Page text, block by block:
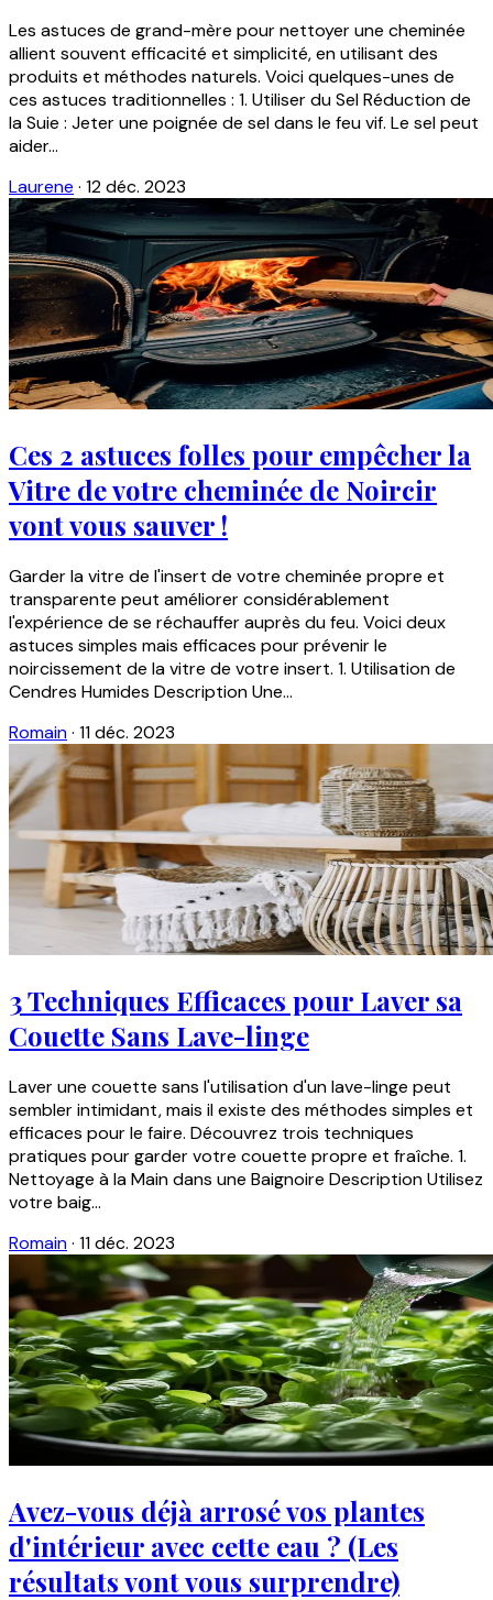
Les astuces de grand-mère pour nettoyer une cheminée
allient souvent efficacité et simplicité, en utilisant des
produits et méthodes naturels. Voici quelques-unes de
ces astuces traditionnelles : 1. Utiliser du Sel Réduction de
la Suie : Jeter une poignée de sel dans le feu vif. Le sel peut
aider...
Laurene · 12 déc. 2023
Ces 2 astuces folles pour empêcher la
Vitre de votre cheminée de Noircir
vont vous sauver !
Garder la vitre de l'insert de votre cheminée propre et
transparente peut améliorer considérablement
l'expérience de se réchauffer auprès du feu. Voici deux
astuces simples mais efficaces pour prévenir le
noircissement de la vitre de votre insert. 1. Utilisation de
Cendres Humides Description Une...
Romain· 11 déc. 2023
3 Techniques Efficaces pour Laver sa
Couette Sans Lave-linge
Laver une couette sans l'utilisation d'un lave-linge peut
sembler intimidant, mais il existe des méthodes simples et
efficaces pour le faire. Découvrez trois techniques
pratiques pour garder votre couette propre et fraîche. 1.
Nettoyage à la Main dans une Baignoire Description Utilisez
votre baig...
Romain· 11 déc. 2023
Avez-vous déjà arrosé vos plantes
d'intérieur avec cette eau ? (Les
résultats vont vous surprendre)